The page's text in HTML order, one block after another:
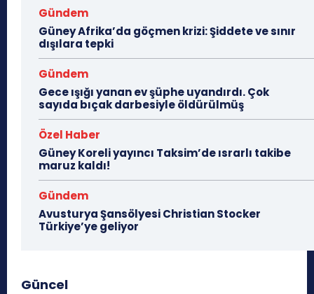
Gündem
Güney Afrika’da göçmen krizi: Şiddete ve sınır
dışılara tepki
Gündem
Gece ışığı yanan ev şüphe uyandırdı. Çok
sayıda bıçak darbesiyle öldürülmüş
Özel Haber
Güney Koreli yayıncı Taksim’de ısrarlı takibe
maruz kaldı!
Gündem
Avusturya Şansölyesi Christian Stocker
Türkiye’ye geliyor
Güncel